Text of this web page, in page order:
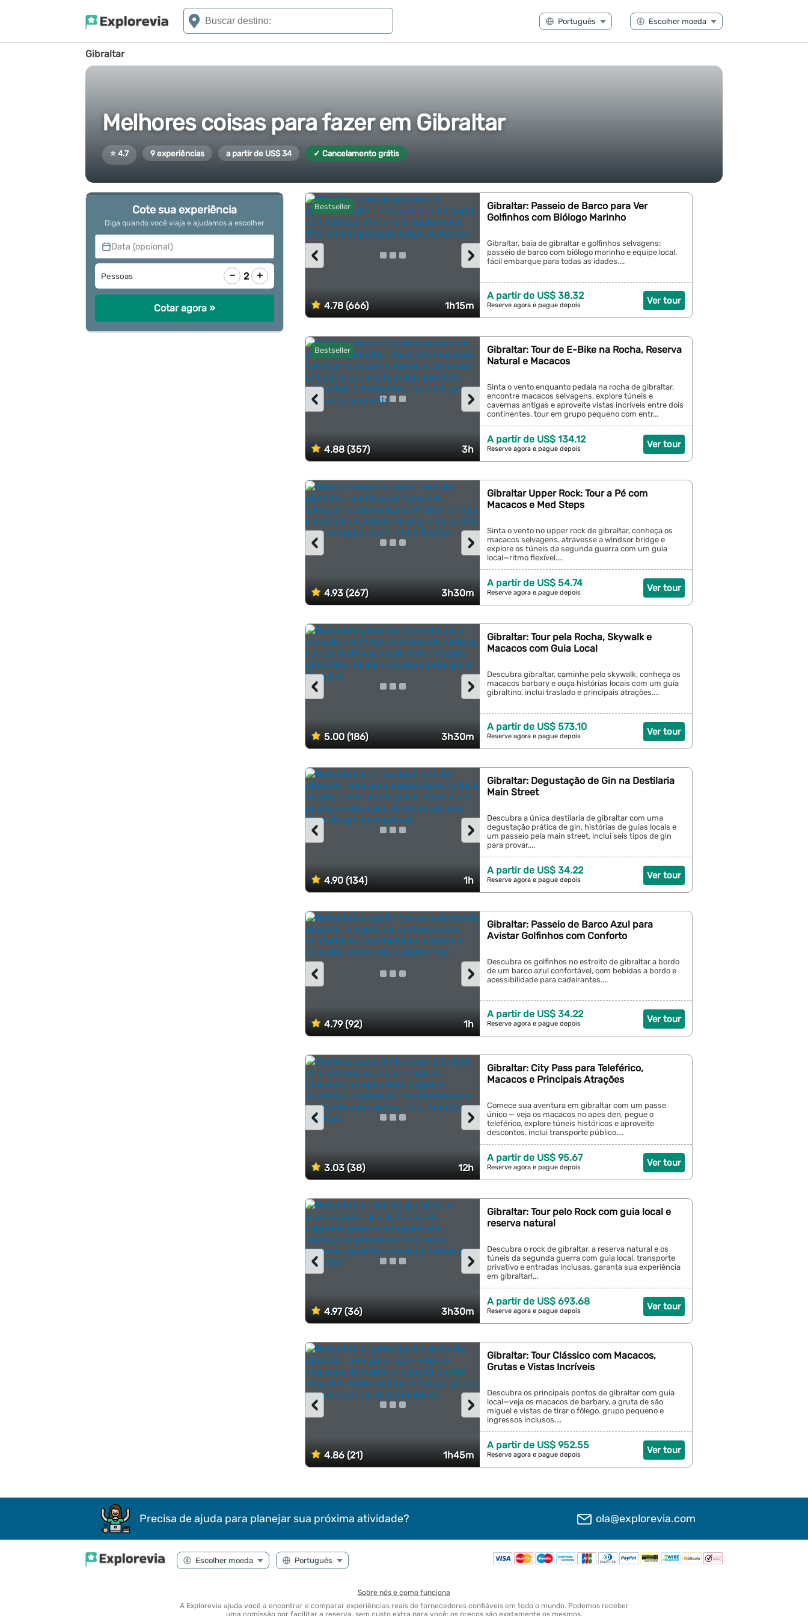
Gibraltar
Melhores coisas para fazer em Gibraltar
⭐ 4.7 9 experiências a partir de US$ 34 ✓ Cancelamento grátis
Bestseller
4.78 (666) 1h15m
›
‹
Gibraltar: Passeio de Barco para Ver
Golfinhos com Biólogo Marinho
Gibraltar, baía de gibraltar e golfinhos selvagens:
passeio de barco com biólogo marinho e equipe local.
fácil embarque para todas as idades....
Ver tour
A partir de US$ 38.32
Reserve agora e pague depois
Bestseller
4.88 (357) 3h
›
‹
Gibraltar: Tour de E-Bike na Rocha, Reserva
Natural e Macacos
Sinta o vento enquanto pedala na rocha de gibraltar,
encontre macacos selvagens, explore túneis e
cavernas antigas e aproveite vistas incríveis entre dois
continentes. tour em grupo pequeno com entr...
Ver tour
A partir de US$ 134.12
Reserve agora e pague depois
4.93 (267) 3h30m
›
‹
Gibraltar Upper Rock: Tour a Pé com
Macacos e Med Steps
Sinta o vento no upper rock de gibraltar, conheça os
macacos selvagens, atravesse a windsor bridge e
explore os túneis da segunda guerra com um guia
local—ritmo flexível....
Ver tour
A partir de US$ 54.74
Reserve agora e pague depois
5.00 (186) 3h30m
›
‹
Gibraltar: Tour pela Rocha, Skywalk e
Macacos com Guia Local
Descubra gibraltar, caminhe pelo skywalk, conheça os
macacos barbary e ouça histórias locais com um guia
gibraltino. inclui traslado e principais atrações....
Ver tour
A partir de US$ 573.10
Reserve agora e pague depois
4.90 (134) 1h
›
‹
Gibraltar: Degustação de Gin na Destilaria
Main Street
Descubra a única destilaria de gibraltar com uma
degustação prática de gin, histórias de guias locais e
um passeio pela main street. inclui seis tipos de gin
para provar....
Ver tour
A partir de US$ 34.22
Reserve agora e pague depois
4.79 (92) 1h
›
‹
Gibraltar: Passeio de Barco Azul para
Avistar Golfinhos com Conforto
Descubra os golfinhos no estreito de gibraltar a bordo
de um barco azul confortável, com bebidas a bordo e
acessibilidade para cadeirantes....
Ver tour
A partir de US$ 34.22
Reserve agora e pague depois
3.03 (38) 12h
›
‹
Gibraltar: City Pass para Teleférico,
Macacos e Principais Atrações
Comece sua aventura em gibraltar com um passe
único — veja os macacos no apes den, pegue o
teleférico, explore túneis históricos e aproveite
descontos. inclui transporte público....
Ver tour
A partir de US$ 95.67
Reserve agora e pague depois
4.97 (36) 3h30m
›
‹
Gibraltar: Tour pelo Rock com guia local e
reserva natural
Descubra o rock de gibraltar, a reserva natural e os
túneis da segunda guerra com guia local. transporte
privativo e entradas inclusas. garanta sua experiência
em gibraltar!...
Ver tour
A partir de US$ 693.68
Reserve agora e pague depois
4.86 (21) 1h45m
›
‹
Gibraltar: Tour Clássico com Macacos,
Grutas e Vistas Incríveis
Descubra os principais pontos de gibraltar com guia
local—veja os macacos de barbary, a gruta de são
miguel e vistas de tirar o fôlego. grupo pequeno e
ingressos inclusos....
Ver tour
A partir de US$ 952.55
Reserve agora e pague depois
Cote sua experiência
Diga quando você viaja e ajudamos a escolher
Data (opcional)
Pessoas − 2 +
Cotar agora »
Precisa de ajuda para planejar sua próxima atividade? ola@explorevia.com
Sobre nós e como funciona
A Explorevia ajuda você a encontrar e comparar experiências reais de fornecedores confiáveis em todo o mundo. Podemos receber
uma comissão por facilitar a reserva, sem custo extra para você: os preços são exatamente os mesmos.